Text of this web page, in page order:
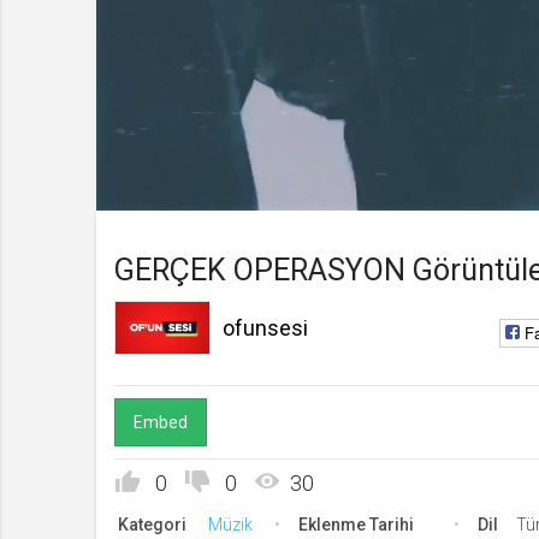
/Toplam
Yüklendi
ofunsesi
Kanala Katıl
GERÇEK OPERASYON
ofunsesi
Embed
0 0 30
Kategori Müzik Eklenme Tarihi Dil